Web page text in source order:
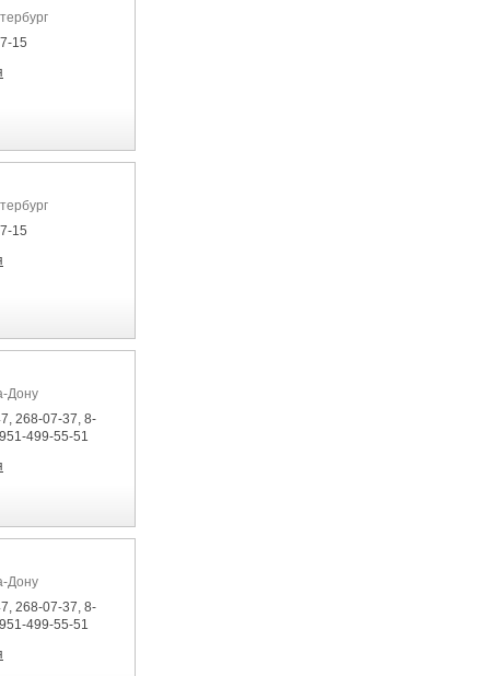
15
15
Дону
268-07-37, 8-
499-55-51
Дону
268-07-37, 8-
499-55-51